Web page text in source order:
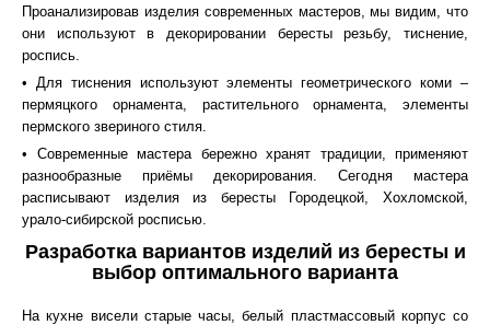
Проанализировав изделия современных мастеров, мы видим, что
они используют в декорировании бересты резьбу, тиснение,
роспись.
• Для тиснения используют элементы геометрического коми –
пермяцкого орнамента, растительного орнамента, элементы
пермского звериного стиля.
• Современные мастера бережно хранят традиции, применяют
разнообразные приёмы декорирования. Сегодня мастера
расписывают изделия из бересты Городецкой, Хохломской,
урало-сибирской росписью.
Разработка вариантов изделий из бересты и
выбор оптимального варианта
На кухне висели старые часы, белый пластмассовый корпус со